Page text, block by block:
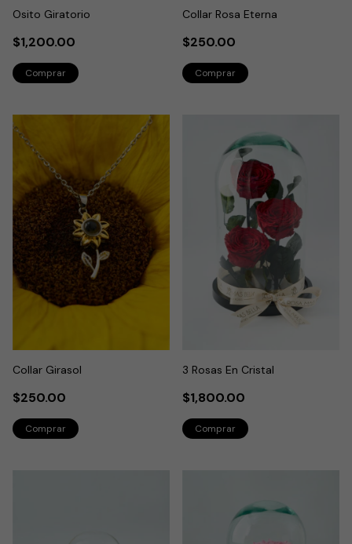
Osito Giratorio
$1,200.00
Collar Rosa Eterna
$250.00
Collar Girasol
$250.00
3 Rosas En Cristal
$1,800.00